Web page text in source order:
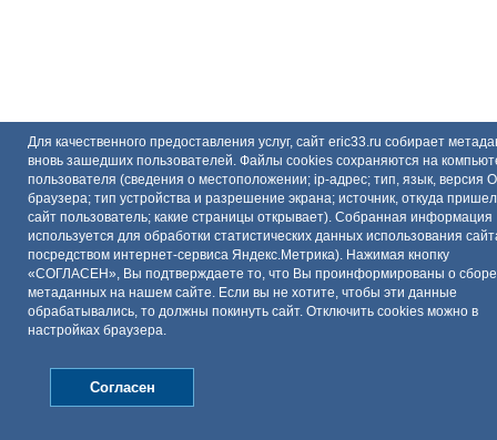
Для качественного предоставления услуг, сайт eric33.ru собирает
вновь зашедших пользователей. Файлы cookies сохраняются на
пользователя (сведения о местоположении; ip-адрес; тип, язык, версия
браузера; тип устройства и разрешение экрана; источник, откуда
сайт пользователь; какие страницы открывает). Собранная информация
используется для обработки статистических данных использования
посредством интернет-сервиса Яндекс.Метрика). Нажимая кнопку
«СОГЛАСЕН», Вы подтверждаете то, что Вы проинформированы о сборе
метаданных на нашем сайте. Если вы не хотите, чтобы эти данные
обрабатывались, то должны покинуть сайт. Отключить cookies можно в
настройках браузера.
Согласен